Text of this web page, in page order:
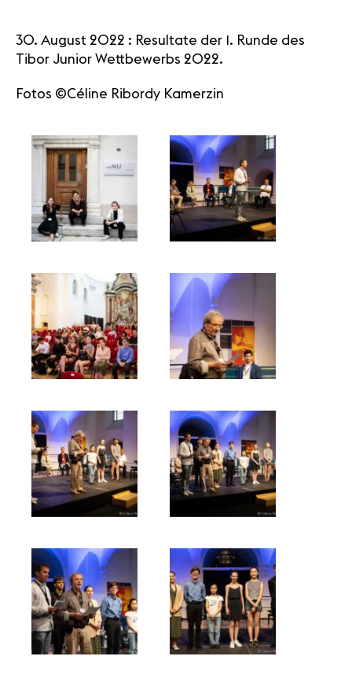
30. August 2022 : Resultate der 1. Runde des
Tibor Junior Wettbewerbs 2022.
Fotos ©Céline Ribordy Kamerzin